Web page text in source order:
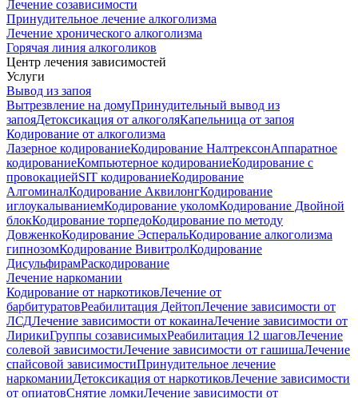
Лечение созависимости
Принудительное лечение алкоголизма
Лечение хронического алкоголизма
Горячая линия алкоголиков
Центр лечения зависимостей
Услуги
Вывод из запоя
Вытрезвление на домуПринудительный вывод из
запояДетоксикация от алкоголяКапельница от запоя
Кодирование от алкоголизма
Лазерное кодированиеКодирование НалтрексонАппаратное
кодированиеКомпьютерное кодированиеКодирование с
провокациейSIT кодированиеКодирование
АлгоминалКодирование АквилонгКодирование
иглоукалываниемКодирование уколомКодирование Двойной
блокКодирование торпедоКодирование по методу
ДовженкоКодирование ЭсперальКодирование алкоголизма
гипнозомКодирование ВивитролКодирование
ДисульфирамРаскодирование
Лечение наркомании
Кодирование от наркотиковЛечение от
барбитуратовРеабилитация ДейтопЛечение зависимости от
ЛСДЛечение зависимости от кокаинаЛечение зависимости от
ЛирикиГруппы созависимыхРеабилитация 12 шаговЛечение
солевой зависимостиЛечение зависимости от гашишаЛечение
спайсовой зависимостиПринудительное лечение
наркоманииДетоксикация от наркотиковЛечение зависимости
от опиатовСнятие ломкиЛечение зависимости от